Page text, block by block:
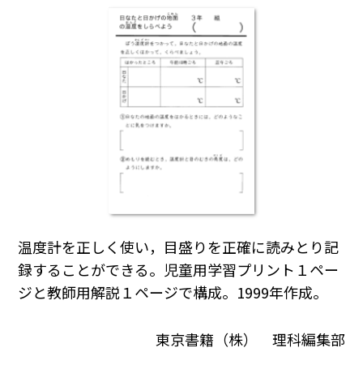
温度計を正しく使い，目盛りを正確に読みとり記
録することができる。児童用学習プリント１ペー
ジと教師用解説１ページで構成。1999年作成。
東京書籍（株） 理科編集部